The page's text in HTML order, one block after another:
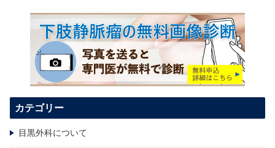
カテゴリー
目黒外科について